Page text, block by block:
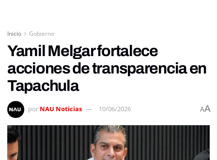
Inicio Gobierno
Yamil Melgar fortalece
acciones de transparencia en
Tapachula
por NAU Noticias 10/06/2026 AA